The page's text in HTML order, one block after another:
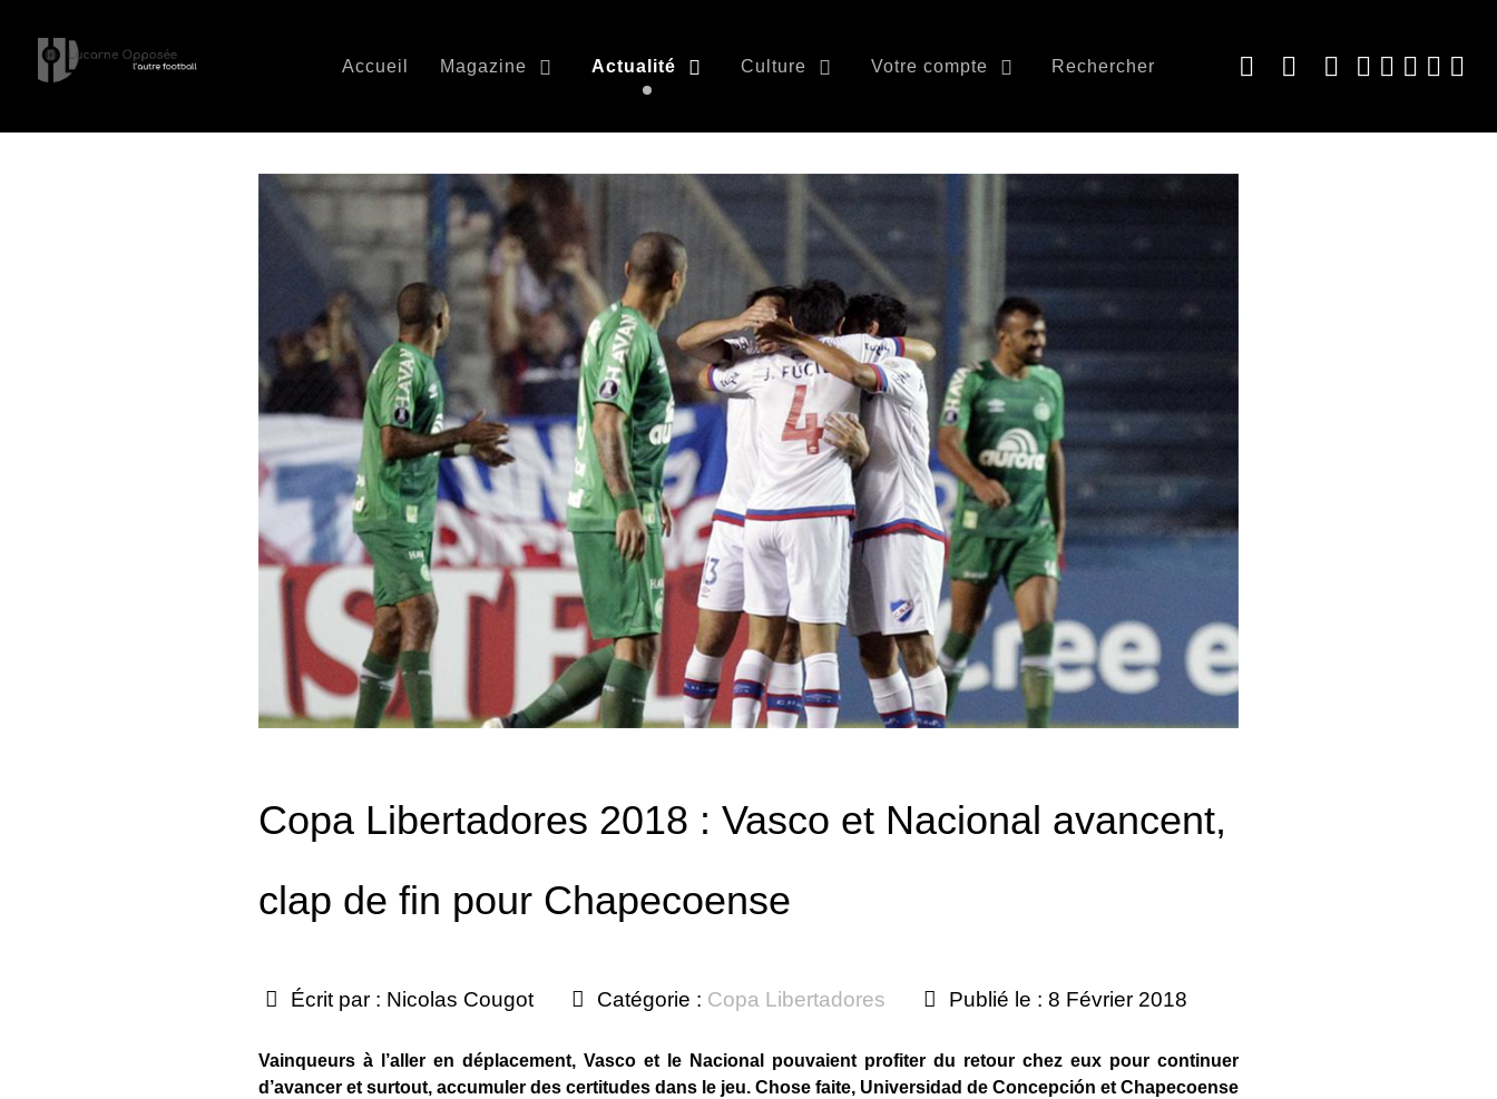
Accueil Magazine Actualité Culture Votre compte Rechercher
Copa Libertadores 2018 : Vasco et Nacional avancent,
clap de fin pour Chapecoense
Écrit par : Nicolas Cougot Catégorie : Copa Libertadores Publié le : 8 Février 2018
Vainqueurs à l’aller en déplacement, Vasco et le Nacional pouvaient profiter du retour chez eux pour continuer
d’avancer et surtout, accumuler des certitudes dans le jeu. Chose faite, Universidad de Concepción et Chapecoense